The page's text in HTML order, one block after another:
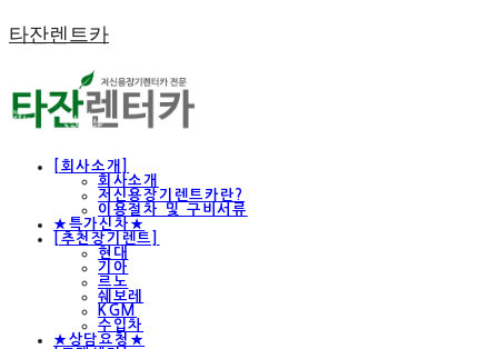
타잔렌트카
[회사소개]
회사소개
저신용장기렌트카란?
이용절차 및 구비서류
★특가신차★
[추천장기렌트]
현대
기아
르노
쉐보레
KGM
수입차
★상담요청★